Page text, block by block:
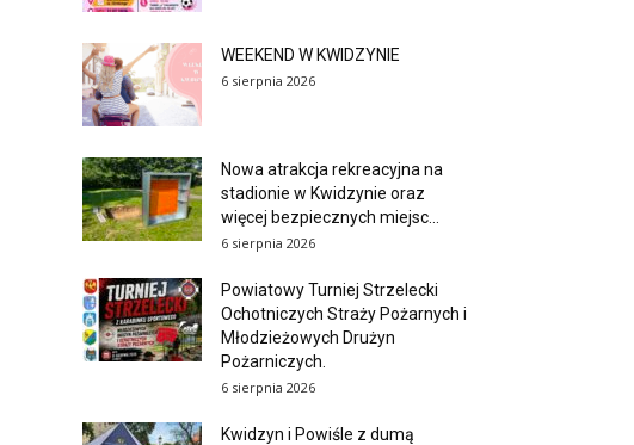
WEEKEND W KWIDZYNIE
6 sierpnia 2026
Nowa atrakcja rekreacyjna na
stadionie w Kwidzynie oraz
więcej bezpiecznych miejsc...
6 sierpnia 2026
Powiatowy Turniej Strzelecki
Ochotniczych Straży Pożarnych i
Młodzieżowych Drużyn
Pożarniczych.
6 sierpnia 2026
Kwidzyn i Powiśle z dumą